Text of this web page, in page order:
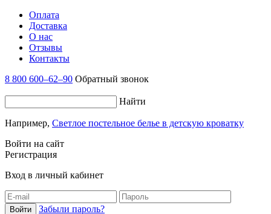
Оплата
Доставка
О нас
Отзывы
Контакты
8 800 600–62–90 Обратный звонок
Найти
Например, Светлое постельное белье в детскую кроватку
Войти на сайт
Регистрация
Вход в личный кабинет
Забыли пароль?